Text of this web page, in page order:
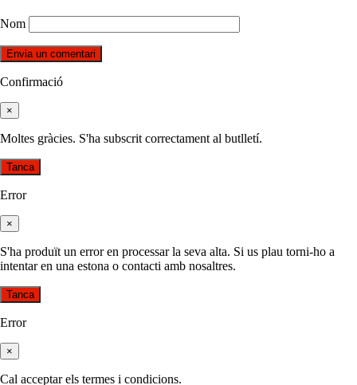
Nom
Confirmació
×
Moltes gràcies. S'ha subscrit correctament al butlletí.
Tanca
Error
×
S'ha produït un error en processar la seva alta. Si us plau torni-ho a
intentar en una estona o contacti amb nosaltres.
Tanca
Error
×
Cal acceptar els termes i condicions.